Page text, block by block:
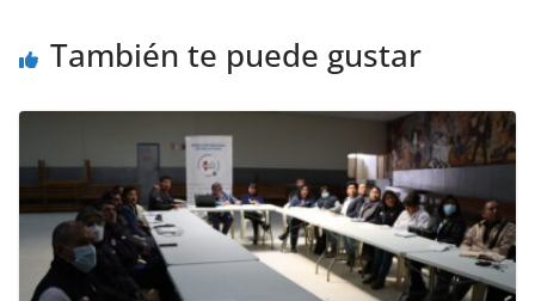
También te puede gustar